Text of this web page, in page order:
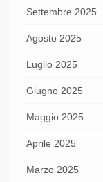
Settembre 2025
Agosto 2025
Luglio 2025
Giugno 2025
Maggio 2025
Aprile 2025
Marzo 2025